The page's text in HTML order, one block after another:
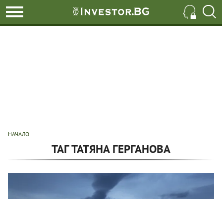
НАЧАЛО
ТАГ ТАТЯНА ГЕРГАНОВА